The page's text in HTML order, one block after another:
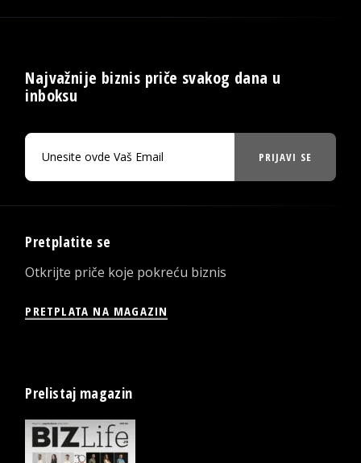
Najvažnije biznis priče svakog dana u
inboksu
PRIJAVI SE
Pretplatite se
Otkrijte priče koje pokreću biznis
PRETPLATA NA MAGAZIN
Prelistaj magazin